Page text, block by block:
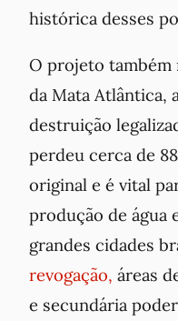
histórica desses
O projeto também
da Mata Atlântica,
destruição
perdeu cerca de
original e é vital
produção de água
grandes cidades
revogação, áreas
e secundária